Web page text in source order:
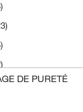
DE PURETÉ